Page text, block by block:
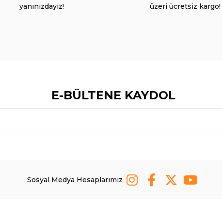
yanınızdayız!
üzeri ücretsiz kargo!
E-BÜLTENE KAYDOL
Sosyal Medya Hesaplarımız